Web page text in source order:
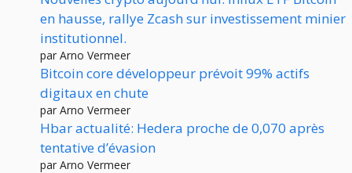
en hausse, rallye Zcash sur investissement minier
institutionnel.
par Arno Vermeer
Bitcoin core développeur prévoit 99% actifs
digitaux en chute
par Arno Vermeer
Hbar actualité: Hedera proche de 0,070 après
tentative d’évasion
par Arno Vermeer